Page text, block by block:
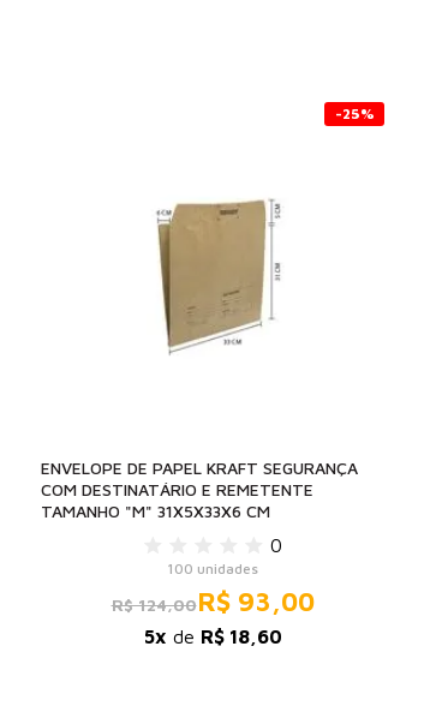
-25%
ENVELOPE DE PAPEL KRAFT SEGURANÇA
COM DESTINATÁRIO E REMETENTE
TAMANHO "M" 31X5X33X6 CM
0
100 unidades
R$ 124,00R$ 93,00
5x de R$ 18,60